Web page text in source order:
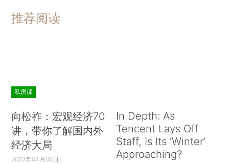
推荐阅读
私房课
向松祚：宏观经济70
讲，带你了解国内外
经济大局
2022年04月06日
In Depth: As
Tencent Lays Off
Staff, Is Its ‘Winter’
Approaching?